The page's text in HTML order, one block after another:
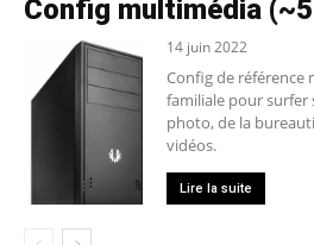
Config multimédia
14 juin 2022
Config de référence
familiale pour surfer
photo, de la
vidéos.
Lire la suite